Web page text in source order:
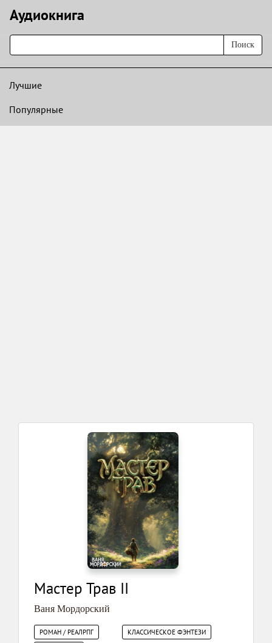
Аудиокнигa
Поиск
Лучшие
Популярные
Мастер Трав II
Ваня Мордорский
РОМАН / РЕАЛРПГ
КЛАССИЧЕСКОЕ ФЭНТЕЗИ